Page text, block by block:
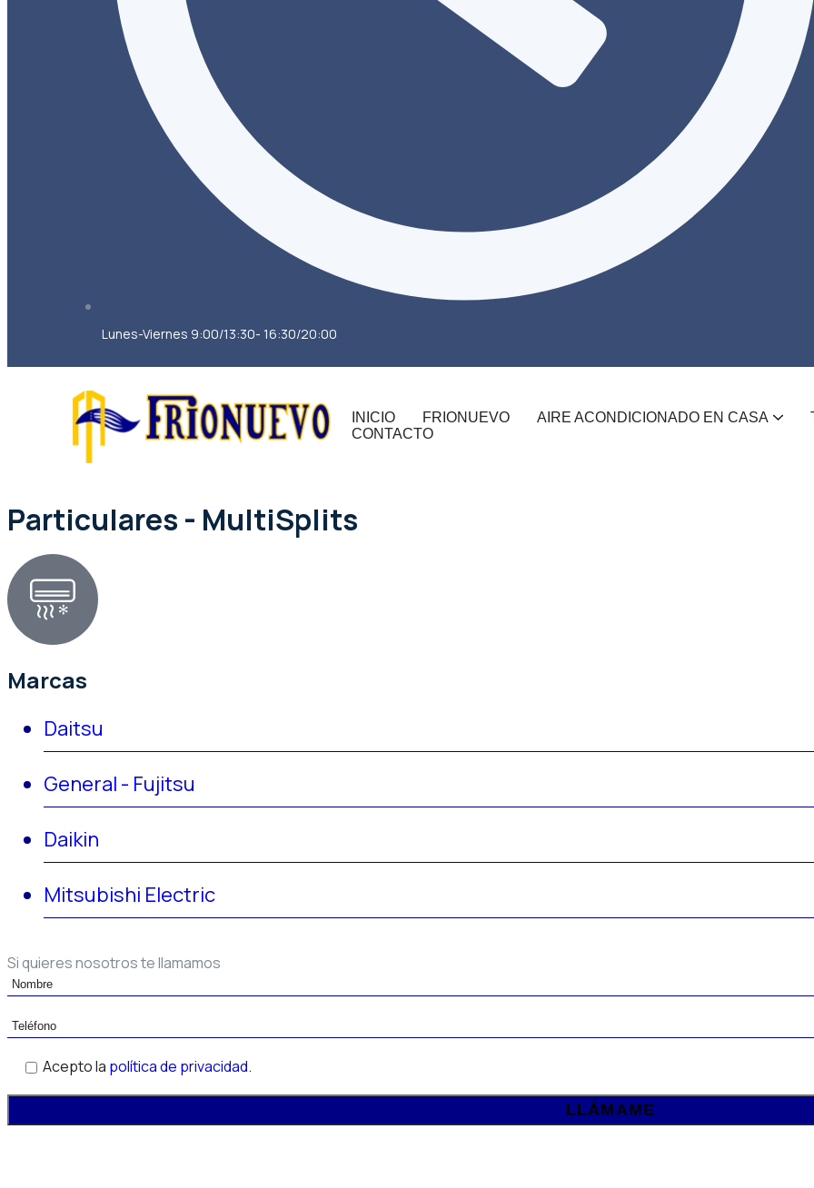
Lunes-Viernes 9:00/13:30- 16:30/20:00
INICIO FRIONUEVO AIRE ACONDICIONADO EN CASA
CONTACTO
Particulares - MultiSplits
Marcas
Daitsu
General - Fujitsu
Daikin
Mitsubishi Electric
Si quieres nosotros te llamamos
Acepto la política de privacidad.